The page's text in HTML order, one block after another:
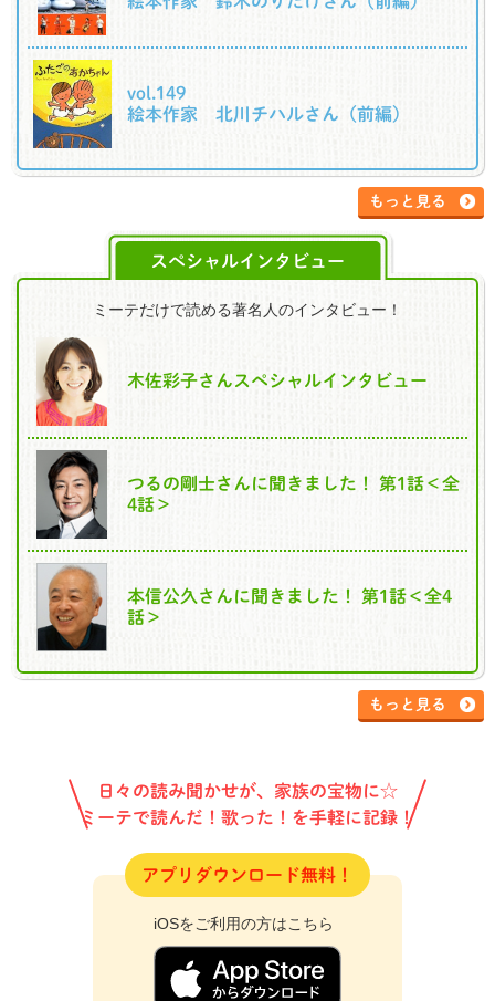
vol.149
絵本作家 北川チハルさん（前編）
もっと見る
スペシャルインタビュー
ミーテだけで読める著名人のインタビュー！
木佐彩子さんスペシャルインタビュー
つるの剛士さんに聞きました！ 第1話＜全
4話＞
本信公久さんに聞きました！ 第1話＜全4
話＞
もっと見る
日々の読み聞かせが、家族の宝物に☆
ミーテで読んだ！歌った！を手軽に記録！
アプリダウンロード無料！
iOSをご利用の方はこちら